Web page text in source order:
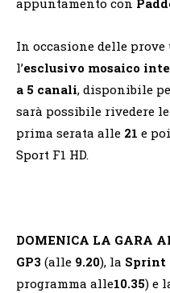
In occasione delle
l’esclusivo mosaico
a 5 canali, disponibile
sarà possibile rivedere
prima serata alle 21 e
Sport F1 HD.
DOMENICA LA GARA
GP3 (alle 9.20), la Sprint
programma alle10.35) e